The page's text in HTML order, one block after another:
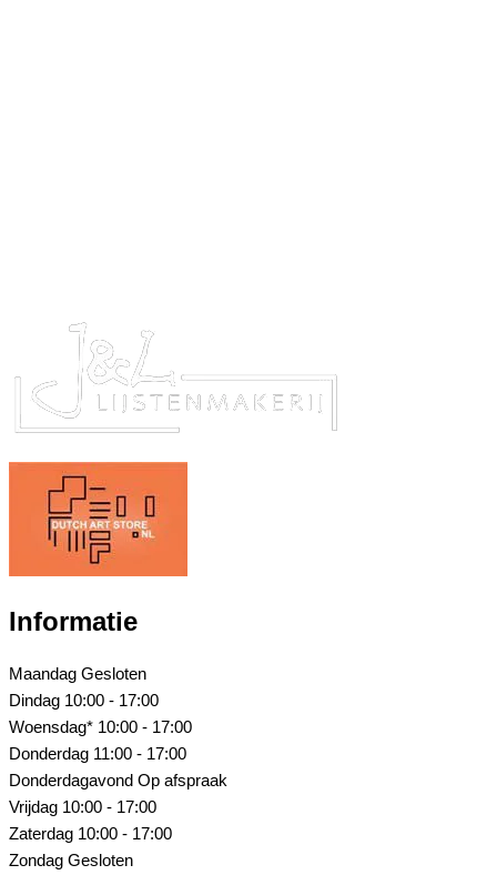
Informatie
Maandag Gesloten
Dindag 10:00 - 17:00
Woensdag* 10:00 - 17:00
Donderdag 11:00 - 17:00
Donderdagavond Op afspraak
Vrijdag 10:00 - 17:00
Zaterdag 10:00 - 17:00
Zondag Gesloten